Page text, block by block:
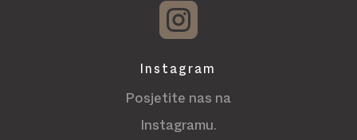

Instagram
Posjetite nas na
Instagramu.